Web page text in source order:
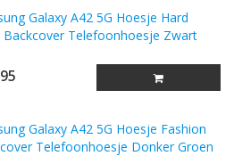
Galaxy A42 5G Hoesje Hard
Backcover Telefoonhoesje Zwart
Galaxy A42 5G Hoesje Fashion
Telefoonhoesje Donker Groen